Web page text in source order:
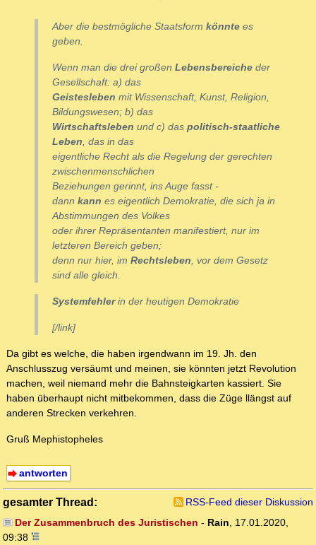
Aber die bestmögliche Staatsform könnte es
geben.
Wenn man die drei großen Lebensbereiche der
Gesellschaft: a) das
Geistesleben mit Wissenschaft, Kunst, Religion,
Bildungswesen; b) das
Wirtschaftsleben und c) das politisch-staatliche
Leben, das in das
eigentliche Recht als die Regelung der gerechten
zwischenmenschlichen
Beziehungen gerinnt, ins Auge fasst -
dann kann es eigentlich Demokratie, die sich ja in
Abstimmungen des Volkes
oder ihrer Repräsentanten manifestiert, nur im
letzteren Bereich geben;
denn nur hier, im Rechtsleben, vor dem Gesetz
sind alle gleich.
Systemfehlerin der heutigen Demokratie
[/link]
Da gibt es welche, die haben irgendwann im 19. Jh. den
Anschlusszug versäumt und meinen, sie könnten jetzt Revolution
machen, weil niemand mehr die Bahnsteigkarten kassiert. Sie
haben überhaupt nicht mitbekommen, dass die Züge llängst auf
anderen Strecken verkehren.
Gruß Mephistopheles
antworten
gesamter Thread:
RSS-Feed dieser Diskussion
Der Zusammenbruch des Juristischen - Rain, 17.01.2020,
09:38